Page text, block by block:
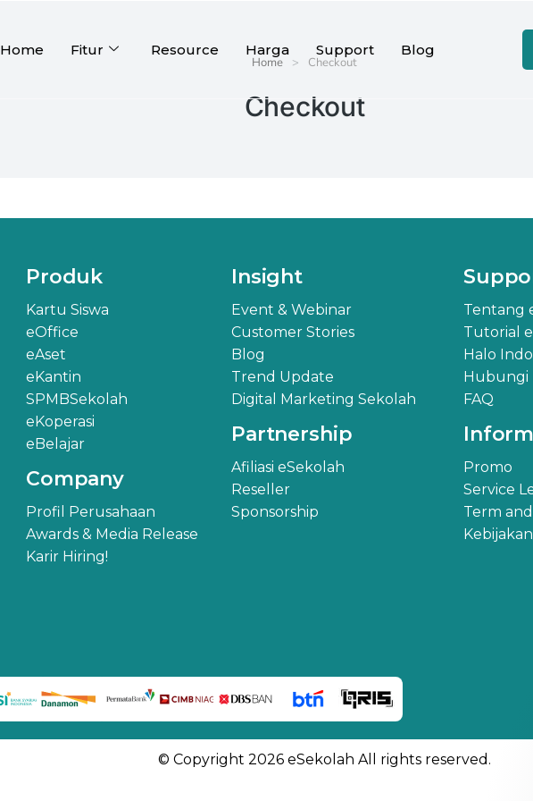
Home Fitur Resource Harga Support Blog
Home Checkout
Checkout
Produk
Kartu Siswa
eOffice
eAset
eKantin
SPMBSekolah
eKoperasi
eBelajar
Company
Profil Perusahaan
Awards & Media Release
Karir Hiring!
Insight
Event & Webinar
Customer Stories
Blog
Trend Update
Digital Marketing Sekolah
Partnership
Afiliasi eSekolah
Reseller
Sponsorship
Tentang
Tutorial
Halo
Hubungi
FAQ
Promo
Service
Term
© Copyright 2026 eSekolah All rights reserved.